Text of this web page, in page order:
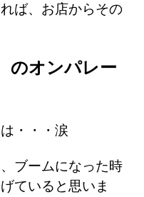
ば、お店からその
のオンパレー
・・・涙
ブームになった時
ていると思いま